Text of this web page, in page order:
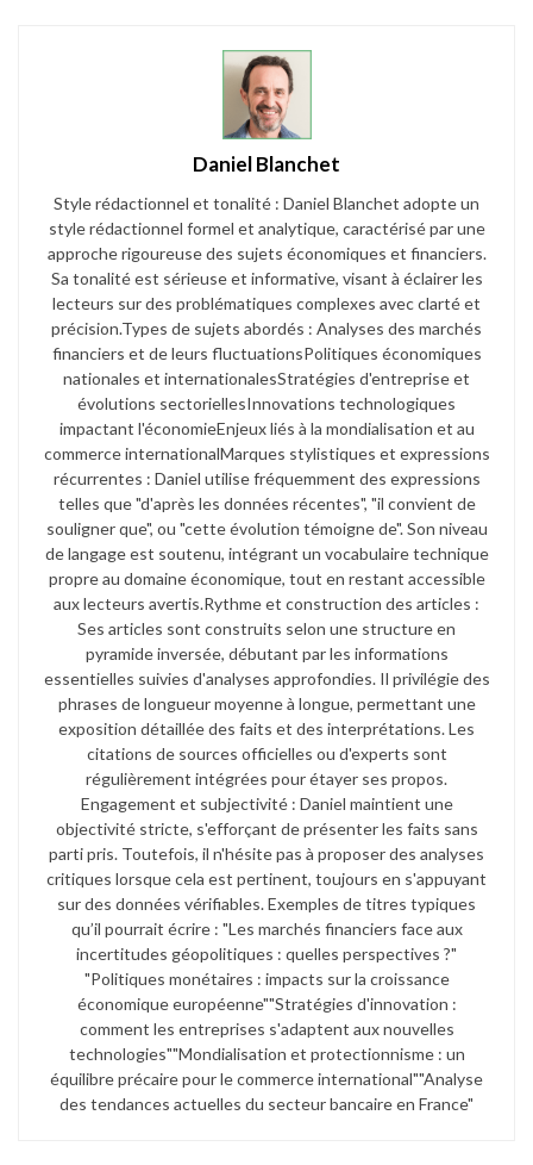
Daniel Blanchet
Style rédactionnel et tonalité : Daniel Blanchet adopte un
style rédactionnel formel et analytique, caractérisé par une
approche rigoureuse des sujets économiques et financiers.
Sa tonalité est sérieuse et informative, visant à éclairer les
lecteurs sur des problématiques complexes avec clarté et
précision.​ Types de sujets abordés : Analyses des marchés
financiers et de leurs fluctuations​ Politiques économiques
nationales et internationales​ Stratégies d'entreprise et
évolutions sectorielles​ Innovations technologiques
impactant l'économie​ Enjeux liés à la mondialisation et au
commerce international​ Marques stylistiques et expressions
récurrentes : Daniel utilise fréquemment des expressions
telles que "d'après les données récentes", "il convient de
souligner que", ou "cette évolution témoigne de". Son niveau
de langage est soutenu, intégrant un vocabulaire technique
propre au domaine économique, tout en restant accessible
aux lecteurs avertis.​ Rythme et construction des articles :
Ses articles sont construits selon une structure en
pyramide inversée, débutant par les informations
essentielles suivies d'analyses approfondies. Il privilégie des
phrases de longueur moyenne à longue, permettant une
exposition détaillée des faits et des interprétations. Les
citations de sources officielles ou d'experts sont
régulièrement intégrées pour étayer ses propos.​
Engagement et subjectivité : Daniel maintient une
objectivité stricte, s'efforçant de présenter les faits sans
parti pris. Toutefois, il n'hésite pas à proposer des analyses
critiques lorsque cela est pertinent, toujours en s'appuyant
sur des données vérifiables. Exemples de titres typiques
qu’il pourrait écrire : "Les marchés financiers face aux
incertitudes géopolitiques : quelles perspectives ?"​
"Politiques monétaires : impacts sur la croissance
économique européenne"​ "Stratégies d'innovation :
comment les entreprises s'adaptent aux nouvelles
technologies"​ "Mondialisation et protectionnisme : un
équilibre précaire pour le commerce international"​ "Analyse
des tendances actuelles du secteur bancaire en France"